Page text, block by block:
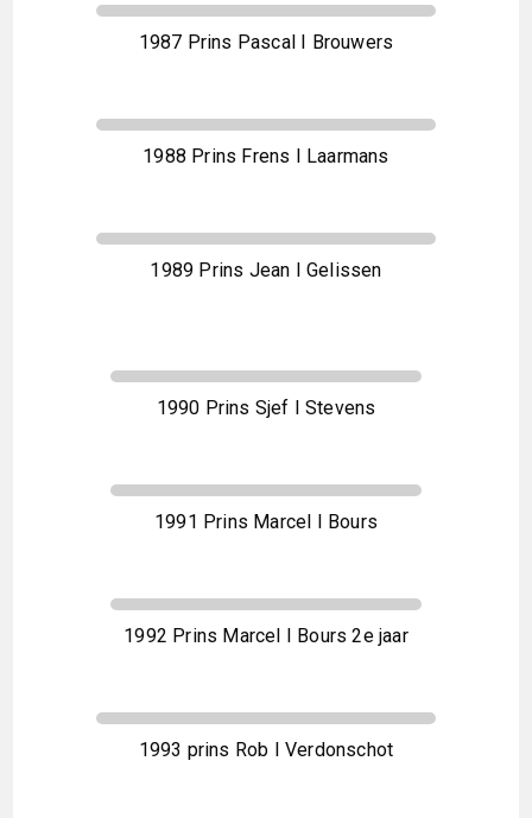
1987 Prins Pascal I Brouwers
1988 Prins Frens I Laarmans
1989 Prins Jean I Gelissen
1990 Prins Sjef I Stevens
1991 Prins Marcel I Bours
1992 Prins Marcel I Bours 2e jaar
1993 prins Rob I Verdonschot